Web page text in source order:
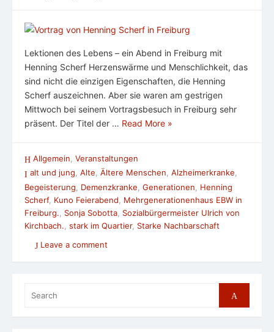
Lektionen des Lebens – ein Abend in Freiburg mit
Henning Scherf Herzenswärme und Menschlichkeit, das
sind nicht die einzigen Eigenschaften, die Henning
Scherf auszeichnen. Aber sie waren am gestrigen
Mittwoch bei seinem Vortragsbesuch in Freiburg sehr
präsent. Der Titel der … Read More »
Allgemein Veranstaltungen
alt und jung, Alte, Ältere Menschen, Alzheimerkranke,
Begeisterung
Demenzkranke Generationen
Henning
Scherf, Kuno Feierabend
Mehrgenerationenhaus EBW in
Freiburg.
Sonja Sobotta Sozialbürgermeister Ulrich von
Kirchbach. stark im Quartier, Starke Nachbarschaft
Leave a comment
for:
Search